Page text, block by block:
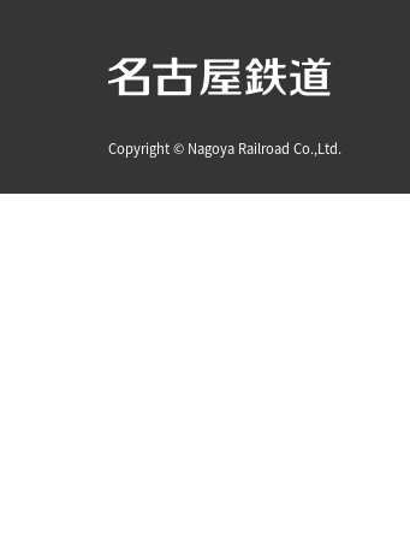
Copyright © Nagoya Railroad Co.,Ltd.